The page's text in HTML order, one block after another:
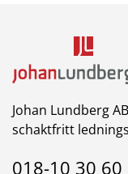
Johan Lundberg
schaktfritt
018-10 30 60